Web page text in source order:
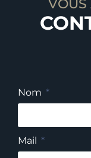
VOUS
Nom
Mail